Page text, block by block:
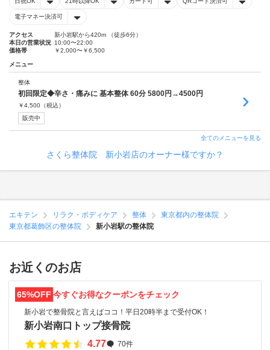
電子マネー決済可
アクセス
新小岩駅から420m （徒歩6分）
本日の営業状況 10:00〜22:00
価格帯
￥2,000〜￥6,500
メニュー
整体
初回限定◆辛さ・痛みに 基本整体 60分 5800円→4500円
￥4,500 （税込）
販売中
全てのメニューを見る
さくら整体院 新小岩店のオーナー様ですか？
エキテン リラク・ボディケア 整体
東京都内の整体院
東京都葛飾区の整体院
新小岩駅の整体院
お近くのお店
65%OFF 今すぐお得なクーポンをチェック
新小岩で整骨院と言えばココ！平日20時半まで受付OK！
新小岩南口トップ接骨院
4.77
70件